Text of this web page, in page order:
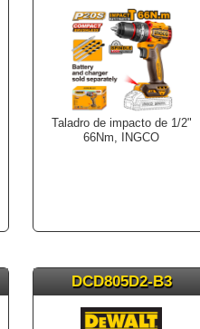
Taladro de impacto de 1/2"
66Nm, INGCO
DCD805D2-B3